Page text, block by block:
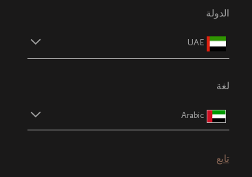
الدولة
UAE
لغة
Arabic
تابع